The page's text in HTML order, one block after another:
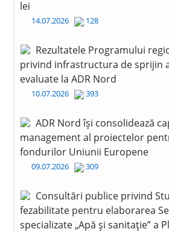
lei
14.07.2026 128
Rezultatele Programului
privind infrastructura de sprijin
evaluate la ADR Nord
10.07.2026 393
ADR Nord își consolidează
management al proiectelor
fondurilor Uniunii Europene
09.07.2026 309
Consultări publice privind
fezabilitate pentru elaborarea
specializate „Apă și sanitație” a